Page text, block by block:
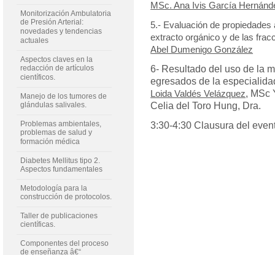
Monitorización Ambulatoria
de Presión Arterial:
novedades y tendencias
actuales
Aspectos claves en la
redacción de artículos
científicos.
Manejo de los tumores de
glándulas salivales.
Problemas ambientales,
problemas de salud y
formación médica
Diabetes Mellitus tipo 2.
Aspectos fundamentales
Metodología para la
construcción de protocolos.
Taller de publicaciones
científicas.
Componentes del proceso
de enseñanza â€“
MSc. Ana Ivis García
5.- Evaluación de
extracto orgánico y de las
Abel Dumenigo González
6- Resultado del uso de la
egresados de la
Loida Valdés Velázquez, MSc
Celia del Toro Hung, Dra.
3:30-4:30 Clausura del